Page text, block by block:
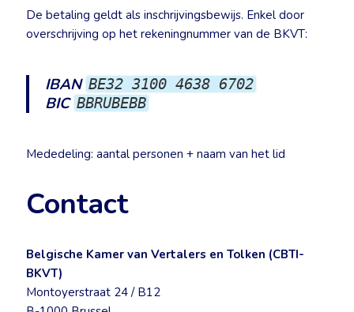
De betaling geldt als inschrijvingsbewijs. Enkel door
overschrijving op het rekeningnummer van de BKVT:
IBAN BE32 3100 4638 6702
BIC BBRUBEBB
Mededeling: aantal personen + naam van het lid
Contact
Belgische Kamer van Vertalers en Tolken (CBTI-
BKVT)
Montoyerstraat 24 / B12